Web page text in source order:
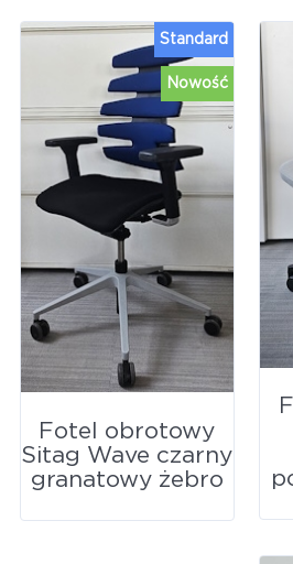
Nowość
Standard
Fotel obrotowy
Sitag Wave czarny
granatowy żebro